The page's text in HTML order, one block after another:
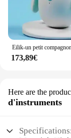
173,89€
Here are the
d'instruments